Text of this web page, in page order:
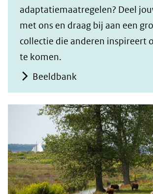
adaptatiemaatregelen? Deel
met ons en draag bij aan een
collectie die anderen inspireert
te komen.
Beeldbank